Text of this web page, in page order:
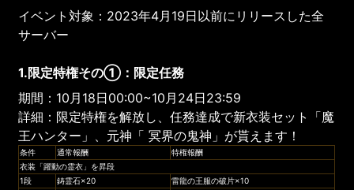
イベント対象：2023年4月19日以前にリリースした全
サーバー
1.限定特権その①：限定任務
期間：10月18日00:00~10月24日23:59
詳細：限定特権を解放し、任務達成で新衣装セット「魔
王ハンター」、元神「 冥界の鬼神」が貰えます！
条件 通常報酬
特権報酬
衣装「躍動の霊衣」を昇段
1段
鋳霊石×20
雷龍の王服の破片×10